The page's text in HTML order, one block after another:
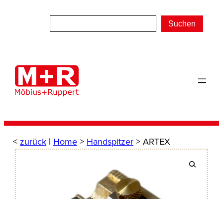
Suchen
< zurück | Home> Handspitzer> ARTEX